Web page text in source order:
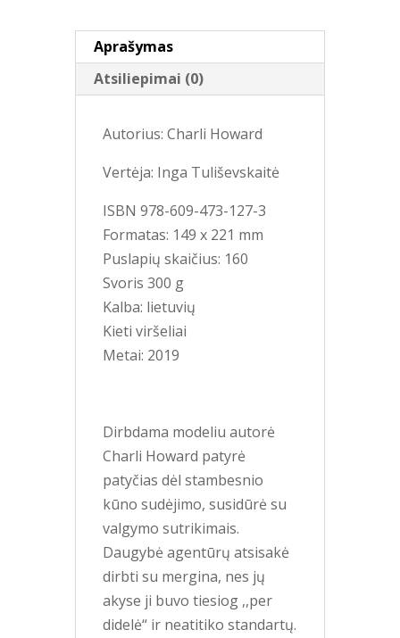
Aprašymas
Atsiliepimai (0)
Autorius: Charli Howard
Vertėja: Inga Tuliševskaitė
ISBN 978-609-473-127-3
Formatas: 149 x 221 mm
Puslapių skaičius: 160
Svoris 300 g
Kalba: lietuvių
Kieti viršeliai
Metai: 2019
Dirbdama modeliu autorė
Charli Howard patyrė
patyčias dėl stambesnio
kūno sudėjimo, susidūrė su
valgymo sutrikimais.
Daugybė agentūrų atsisakė
dirbti su mergina, nes jų
akyse ji buvo tiesiog ,,per
didelė“ ir neatitiko standartų.